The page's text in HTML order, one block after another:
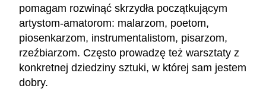
pomagam rozwinąć skrzydła początkującym
artystom-amatorom: malarzom, poetom,
piosenkarzom, instrumentalistom, pisarzom,
rzeźbiarzom. Często prowadzę też warsztaty z
konkretnej dziedziny sztuki, w której sam jestem
dobry.